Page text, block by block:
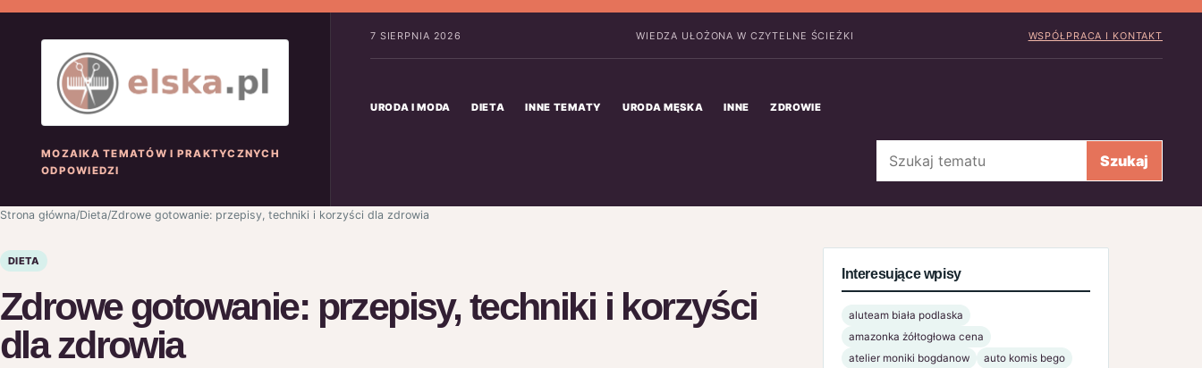
MOZAIKA TEMATÓW I PRAKTYCZNYCH
ODPOWIEDZI
7 SIERPNIA 2026 WIEDZA UŁOŻONA W CZYTELNE ŚCIEŻKI WSPÓŁPRACA I KONTAKT
URODA I MODA DIETA INNE TEMATY URODA MĘSKA INNE ZDROWIE
Szukaj Szukaj
Strona główna/Dieta/Zdrowe gotowanie: przepisy, techniki i korzyści dla zdrowia
DIETA
Zdrowe gotowanie: przepisy, techniki i korzyści
dla zdrowia
Interesujące wpisy
aluteam biała podlaska
amazonka żółtogłowa cena
atelier moniki bogdanow
auto komis bego